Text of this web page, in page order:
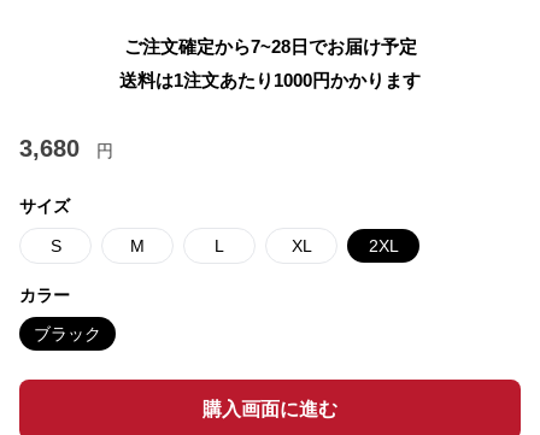
ご注文確定から7~28日でお届け予定
送料は1注文あたり 1000円かかります
3,680 円
サイズ
S M L XL 2XL
カラー
ブラック
購入画面に進む